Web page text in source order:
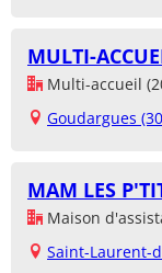
MULTI-
Multi-accueil
Goudargues
MAM LES
Maison
Saint-Laurent-